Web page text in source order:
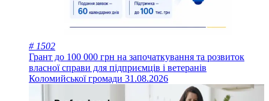
# 1502
Грант до 100 000 грн на започаткування та розвиток
власної справи для підприємців і ветеранів
Коломийської громади 31.08.2026